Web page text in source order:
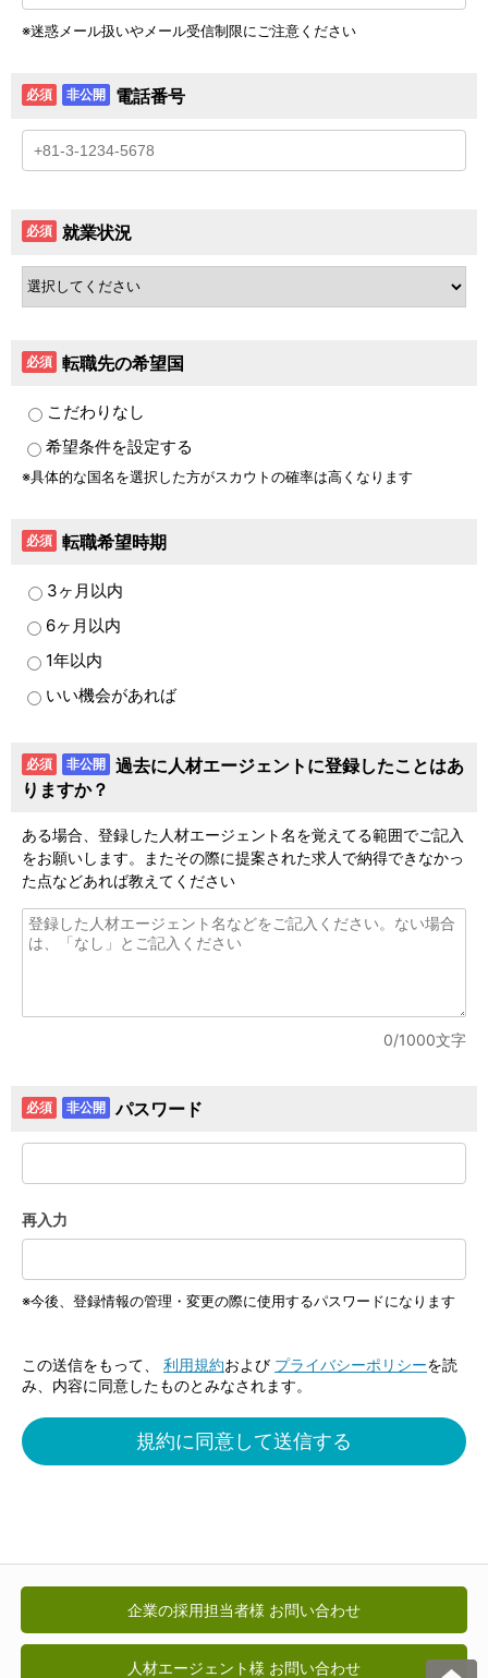
迷惑メール扱いやメール受信制限にご注意ください
必須 非公開 電話番号
必須 就業状況
必須 転職先の希望国
こだわりなし
希望条件を設定する
具体的な国名を選択した方がスカウトの確率は高くなります
必須 転職希望時期
3ヶ月以内
6ヶ月以内
1年以内
いい機会があれば
必須 非公開 過去に人材エージェントに登録したことはあ
りますか？
ある場合、登録した人材エージェント名を覚えてる範囲でご記入
をお願いします。またその際に提案された求人で納得できなかっ
た点などあれば教えてください
0/1000文字
必須 非公開 パスワード
再入力
今後、登録情報の管理・変更の際に使用するパスワードになります
この送信をもって、 利用規約および プライバシーポリシーを読
み、内容に同意したものとみなされます。
企業の採用担当者様 お問い合わせ
人材エージェント様 お問い合わせ